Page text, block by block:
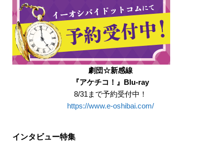
劇団☆新感線
『アケチコ！』Blu-ray
8/31まで予約受付中！
https://www.e-oshibai.com/
インタビュー特集